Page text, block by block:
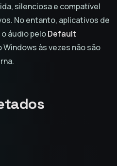
silenciosa e compatível
No entanto, aplicativos de
áudio peloDefault
Windows às vezes não são